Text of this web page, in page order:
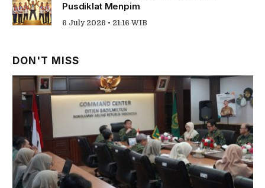
Pusdiklat Menpim
6 July 2026 • 21:16 WIB
DON'T MISS